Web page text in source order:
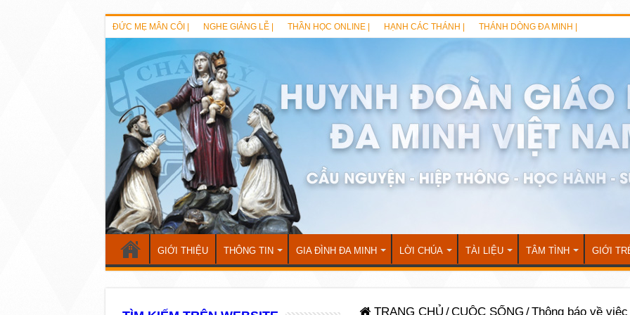
ĐỨC MẸ MÂN CÔI | NGHE GIẢNG LỄ | THẦN HỌC ONLINE | HẠNH CÁC THÁNH | THÁNH DÒNG ĐA MINH |
GIỚI THIỆU THÔNG TIN GIA ĐÌNH ĐA MINH LỜI CHÚA TÀI LIỆU TÂM TÌNH GIỚI
TRANG CHỦ /CUỘC SỐNG /Thông báo về